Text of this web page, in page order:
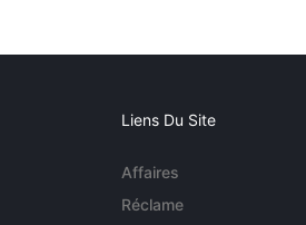
Liens Du Site
Affaires
Réclame